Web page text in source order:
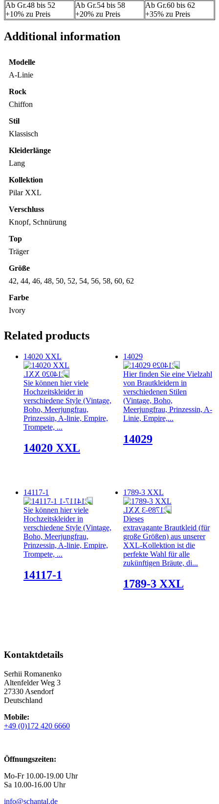
Ab Gr.48 bis 52
+10% zu Preis
Ab Gr.54 bis 58
+20% zu Preis
Ab Gr.60 bis 62
+35% zu Preis
Additional information
Modelle
A-Linie
Rock
Chiffon
Stil
Klassisch
Kleiderlänge
Lang
Kollektion
Pilar XXL
Verschluss
Knopf, Schnürung
Top
Träger
Größe
42, 44, 46, 48, 50, 52, 54, 56, 58, 60, 62
Farbe
Ivory
Related products
14020 XXL
Sie können hier viele
Hochzeitskleider in
verschiedene Style (Vintage,
Boho, Meerjungfrau,
Prinzessin, A-linie, Empire,
Trompete, ...
14020 XXL
14029
Hier finden Sie eine Vielzahl
von Brautkleidern in
verschiedenen Stilen
(Vintage, Boho,
Meerjungfrau, Prinzessin, A-
Linie, Empire,...
14029
14117-1
Sie können hier viele
Hochzeitskleider in
verschiedene Style (Vintage,
Boho, Meerjungfrau,
Prinzessin, A-linie, Empire,
Trompete, ...
14117-1
1789-3 XXL
Dieses
extravagante Brautkleid (für
große Größen) aus unserer
XXL-Kollektion ist die
perfekte Wahl für alle
zukünftigen Bräute, di...
1789-3 XXL
Kontaktdetails
Serhii Romanenko
Altenfelder Weg 3
27330 Asendorf
Deutschland
Mobile:
+49 (0)172 420 6660
Öffnungszeiten:
Mo-Fr 10.00-19.00 Uhr
Sa 10.00-16.00 Uhr
info@schantal.de